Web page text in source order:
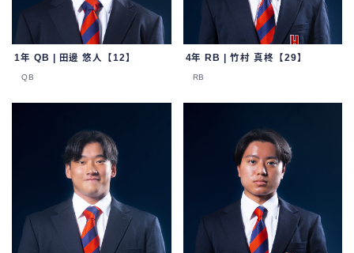
1年 QB | 田邊 悠人【12】
QB
4年 RB | 竹村 真柊【29】
RB